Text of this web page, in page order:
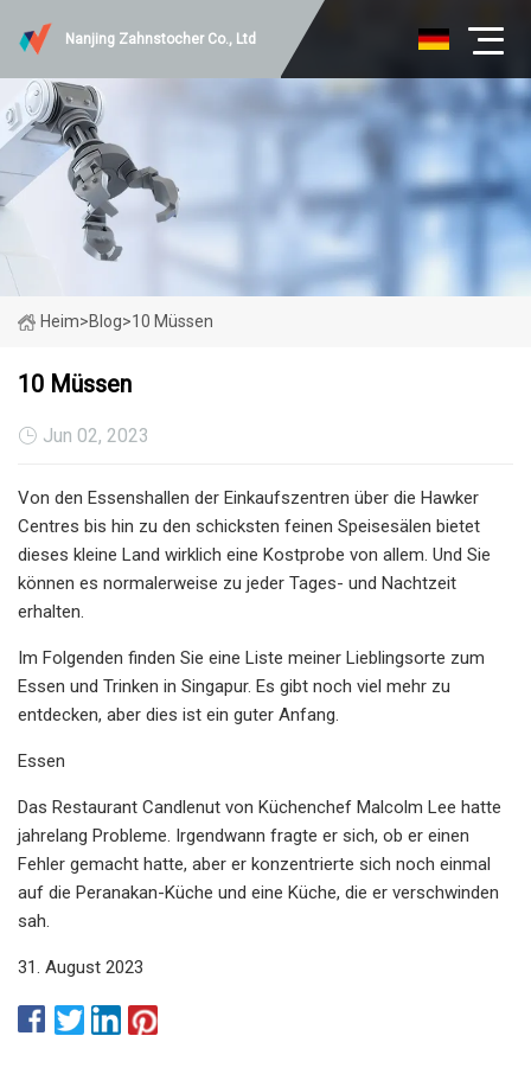
Nanjing Zahnstocher Co., Ltd
Heim>Blog>10 Müssen
10 Müssen
Jun 02, 2023
Von den Essenshallen der Einkaufszentren über die Hawker
Centres bis hin zu den schicksten feinen Speisesälen bietet
dieses kleine Land wirklich eine Kostprobe von allem. Und Sie
können es normalerweise zu jeder Tages- und Nachtzeit
erhalten.
Im Folgenden finden Sie eine Liste meiner Lieblingsorte zum
Essen und Trinken in Singapur. Es gibt noch viel mehr zu
entdecken, aber dies ist ein guter Anfang.
Essen
Das Restaurant Candlenut von Küchenchef Malcolm Lee hatte
jahrelang Probleme. Irgendwann fragte er sich, ob er einen
Fehler gemacht hatte, aber er konzentrierte sich noch einmal
auf die Peranakan-Küche und eine Küche, die er verschwinden
sah.
31. August 2023